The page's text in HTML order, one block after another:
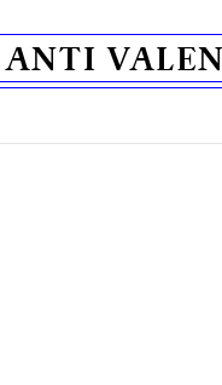
ANTI